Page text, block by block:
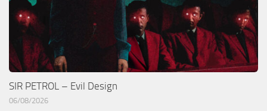
SIR PETROL – Evil Design
06/08/2026